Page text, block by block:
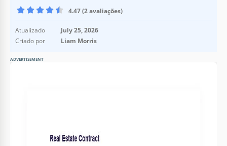
4.47 (2 avaliações)
Atualizado
July 25, 2026
Criado por
Liam Morris
ADVERTISEMENT